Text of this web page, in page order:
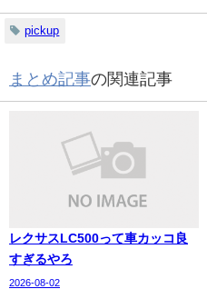
pickup
まとめ記事の関連記事
レクサスLC500って車カッコ良
すぎるやろ
2026-08-02